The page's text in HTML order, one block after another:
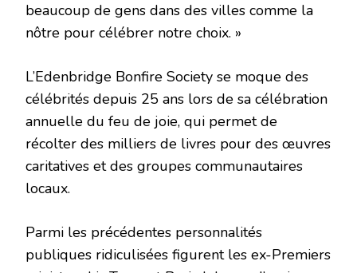
beaucoup de gens dans des villes comme la
nôtre pour célébrer notre choix. »
L’Edenbridge Bonfire Society se moque des
célébrités depuis 25 ans lors de sa célébration
annuelle du feu de joie, qui permet de
récolter des milliers de livres pour des œuvres
caritatives et des groupes communautaires
locaux.
Parmi les précédentes personnalités
publiques ridiculisées figurent les ex-Premiers